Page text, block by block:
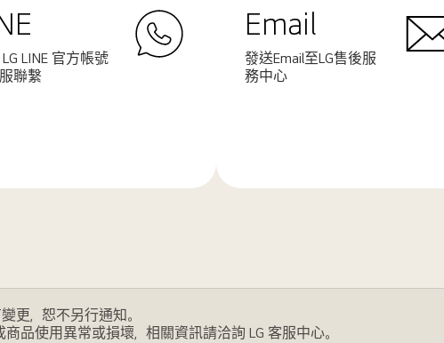
LINE 官方帳號
聯繫
Email
發送Email至LG售後服
務中心
更，恕不另行通知。
品使用異常或損壞，相關資訊請洽詢 LG 客服中心。